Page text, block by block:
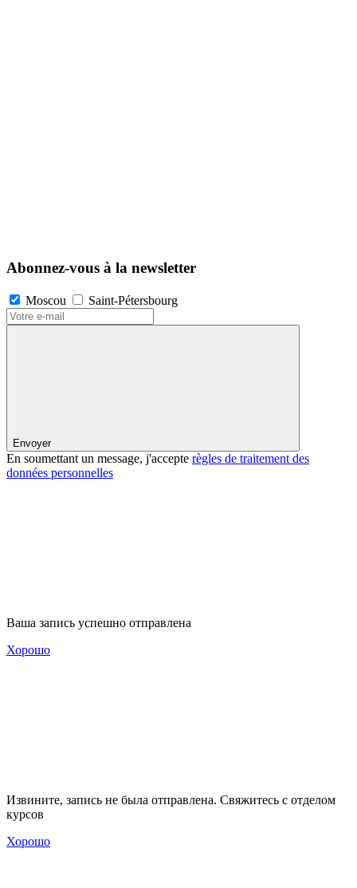
Abonnez-vous à la newsletter
Moscou Saint-Pétersbourg
Envoyer
En soumettant un message, j'accepte règles de traitement des
données personnelles
Ваша запись успешно отправлена
Хорошо
Извините, запись не была отправлена. Свяжитесь с отделом
курсов
Хорошо